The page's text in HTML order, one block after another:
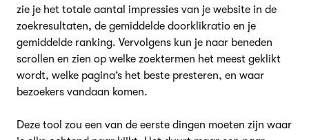
zie je het totale aantal impressies van je website in de
zoekresultaten, de gemiddelde doorklikratio en je
gemiddelde ranking. Vervolgens kun je naar beneden
scrollen en zien op welke zoektermen het meest geklikt
wordt, welke pagina’s het beste presteren, en waar
bezoekers vandaan komen.
Deze tool zou een van de eerste dingen moeten zijn waar